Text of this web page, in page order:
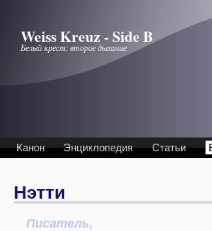
Weiss Kreuz - Side B
Белый крест: второе дыхание
Канон Энциклопедия Статьи
Нэтти
Писатель,